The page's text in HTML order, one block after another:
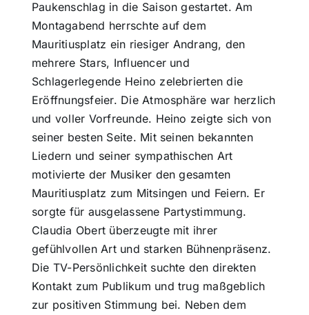
Polizeimeldungen
Themen und Termine
Gewinnspiele
Paukenschlag in die Saison gestartet. Am
Montagabend herrschte auf dem
Mauritiusplatz ein riesiger Andrang, den
mehrere Stars, Influencer und
Schlagerlegende Heino zelebrierten die
Eröffnungsfeier. Die Atmosphäre war herzlich
und voller Vorfreunde. Heino zeigte sich von
seiner besten Seite. Mit seinen bekannten
Liedern und seiner sympathischen Art
motivierte der Musiker den gesamten
Mauritiusplatz zum Mitsingen und Feiern. Er
sorgte für ausgelassene Partystimmung.
Claudia Obert überzeugte mit ihrer
gefühlvollen Art und starken Bühnenpräsenz.
Die TV-Persönlichkeit suchte den direkten
Kontakt zum Publikum und trug maßgeblich
zur positiven Stimmung bei. Neben dem